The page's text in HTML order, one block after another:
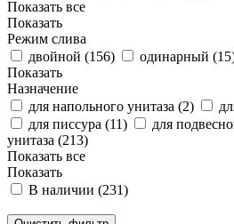
Показать все
Показать
Режим слива
двойной (156) одинарный (15
Показать
Назначение
для напольного унитаза (2)
для писсура (11) для
унитаза (213)
Показать все
Показать
В наличии (231)